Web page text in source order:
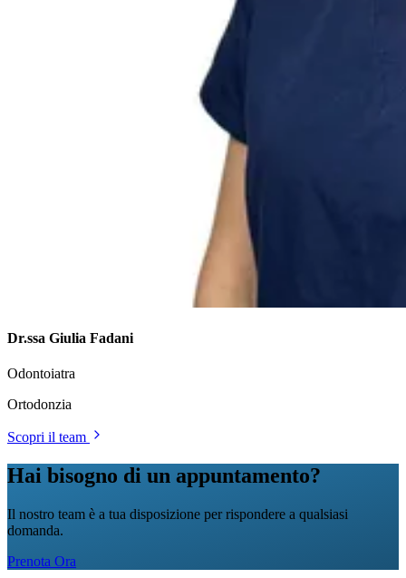
Dr.ssa Giulia Fadani
Odontoiatra
Ortodonzia
Scopri il team
Hai bisogno di un appuntamento?
Il nostro team è a tua disposizione per rispondere a qualsiasi
domanda.
Prenota Ora